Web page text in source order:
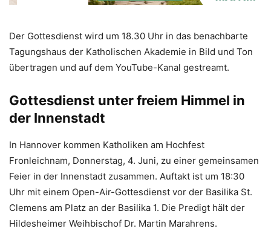
Der Gottesdienst wird um 18.30 Uhr in das benachbarte
Tagungshaus der Katholischen Akademie in Bild und Ton
übertragen und auf dem YouTube-Kanal gestreamt.
Gottesdienst unter freiem Himmel in
der Innenstadt
In Hannover kommen Katholiken am Hochfest
Fronleichnam, Donnerstag, 4. Juni, zu einer gemeinsamen
Feier in der Innenstadt zusammen. Auftakt ist um 18:30
Uhr mit einem Open-Air-Gottesdienst vor der Basilika St.
Clemens am Platz an der Basilika 1. Die Predigt hält der
Hildesheimer Weihbischof Dr. Martin Marahrens.